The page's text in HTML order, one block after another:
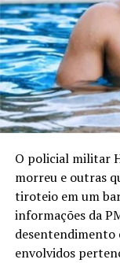
O policial militar
morreu e outras
tiroteio em um
informações da
desentendimento
envolvidos